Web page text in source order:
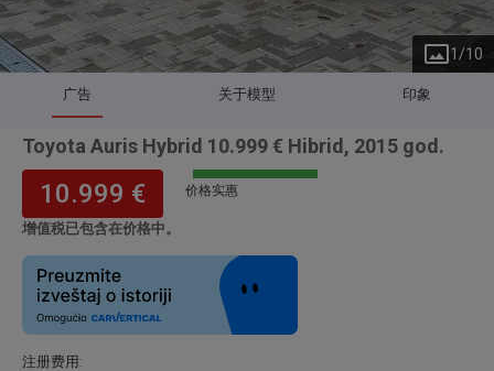
1 /10
广告 关于模型 印象
Toyota Auris Hybrid 10.999 € Hibrid, 2015 god.
10.999 €
增值税已包含在价格中。
价格实惠
注册费用 :